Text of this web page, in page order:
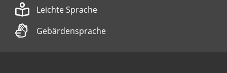
Leichte Sprache
Gebärdensprache